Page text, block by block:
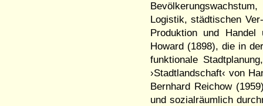
Logistik, städtischen
Produktion und Handel
Howard (1898), die in
funktionale
›Stadtlandschaft‹ von
Bernhard Reichow
und sozial­räumlich